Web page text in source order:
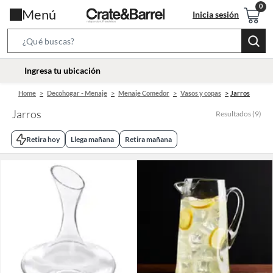
Menú Inicia sesión
Bar
location-
Ingresa tu ubicación
Home Decohogar - Menaje Menaje Comedor Vasos y copas Jarros
Jarros Resultados (9)
Retira hoy Llega mañana Retira mañana